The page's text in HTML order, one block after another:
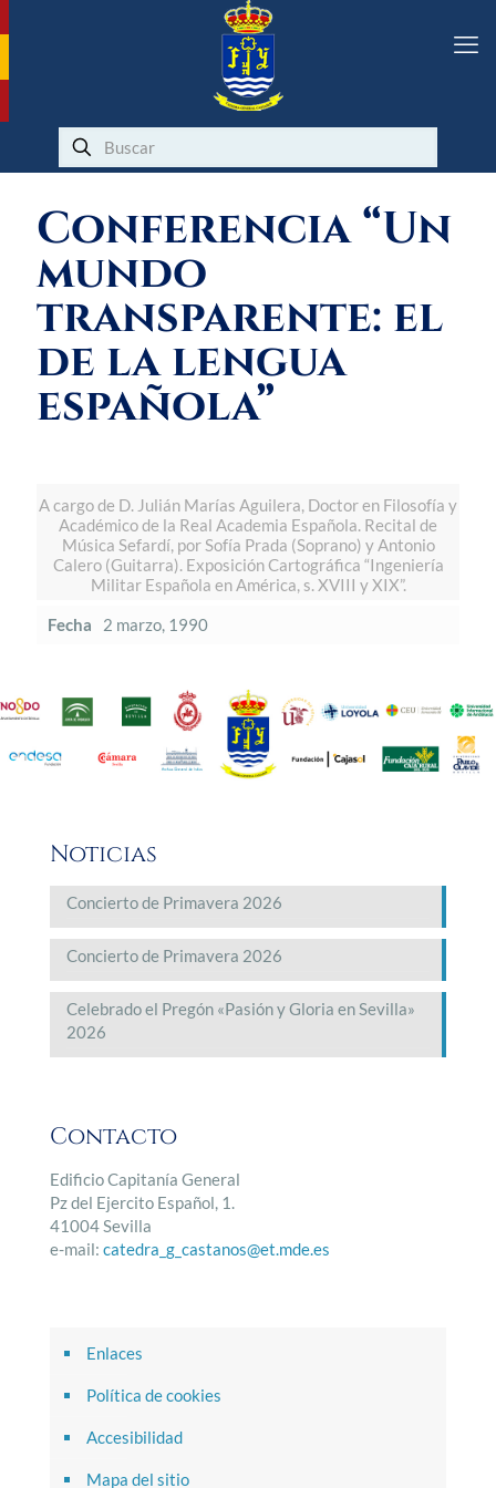
Conferencia “Un
mundo
transparente: el
de la lengua
española”
A cargo de D. Julián Marías Aguilera, Doctor en Filosofía y
Académico de la Real Academia Española. Recital de
Música Sefardí, por Sofía Prada (Soprano) y Antonio
Calero (Guitarra). Exposición Cartográfica “Ingeniería
Militar Española en América, s. XVIII y XIX”.
Fecha
2 marzo, 1990
Noticias
Concierto de Primavera 2026
Concierto de Primavera 2026
Celebrado el Pregón «Pasión y Gloria en Sevilla»
2026
Contacto
Edificio Capitanía General
Pz del Ejercito Español, 1.
41004 Sevilla
e-mail: catedra_g_castanos@et.mde.es
Enlaces
Política de cookies
Accesibilidad
Mapa del sitio